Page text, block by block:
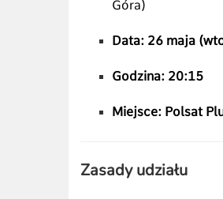
Góra)
Data: 26 maja
Godzina: 20:15
Miejsce: Polsat
Zasady udziału